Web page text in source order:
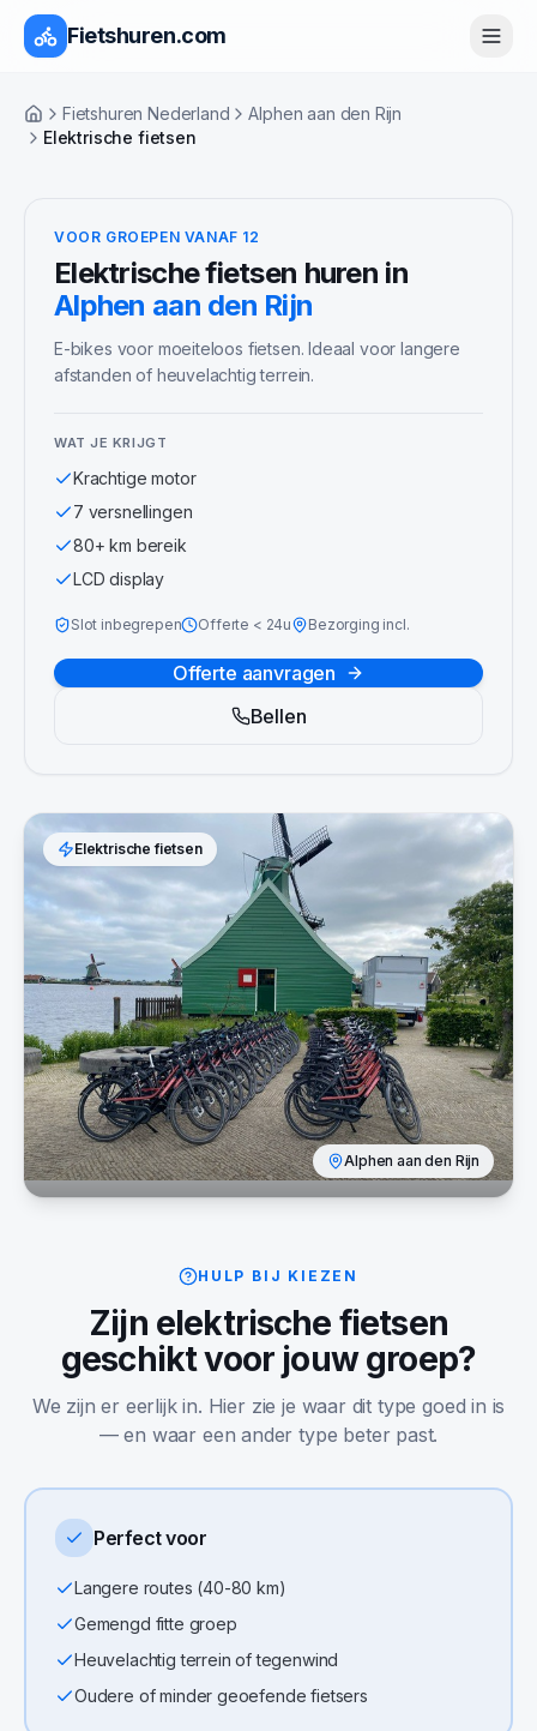
Fietshuren.com
HomeFietshuren Nederland
Alphen aan den Rijn
Elektrische fietsen
Elektrische fietsen
Alphen aan den Rijn
VOOR GROEPEN VANAF 12
Elektrische fietsen huren in
Alphen aan den Rijn
E-bikes voor moeiteloos fietsen. Ideaal voor langere
afstanden of heuvelachtig terrein.
WAT JE KRIJGT
Krachtige motor
7 versnellingen
80+ km bereik
LCD display
Slot inbegrepen Offerte < 24u Bezorging incl.
Offerte aanvragen
Bellen
HULP BIJ KIEZEN
Zijn elektrische fietsen
geschikt voor jouw groep?
We zijn er eerlijk in. Hier zie je waar dit type goed in is
— en waar een ander type beter past.
Perfect voor
Langere routes (40-80 km)
Gemengd fitte groep
Heuvelachtig terrein of tegenwind
Oudere of minder geoefende fietsers